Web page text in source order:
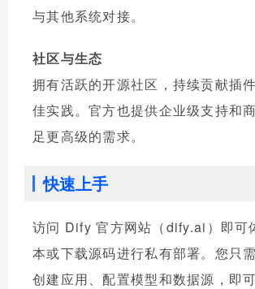
与其他系统对接。
社区与生态
拥有活跃的开源社区，持续贡献插
佳实践。官方也提供企业级支持和
足更高级的需求。
快速上手
访问 Dify 官方网站（dify.ai）即可
本或下载源码进行私有部署。您只需
创建应用、配置模型和数据源，即